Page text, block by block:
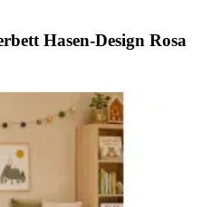
Hasen-Design Rosa